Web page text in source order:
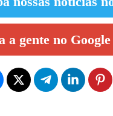
a gente no